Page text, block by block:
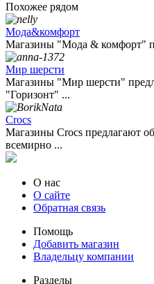
Похожее рядом
Мода&комфорт
Магазины "Мода & комфорт"
Мир шерсти
Магазины "Мир шерсти"
"Горизонт" ...
Crocs
Магазины Crocs предлагают
всемирно ...
О нас
О сайте
Обратная связь
Помощь
Добавить магазин
Владельцу компании
Разделы